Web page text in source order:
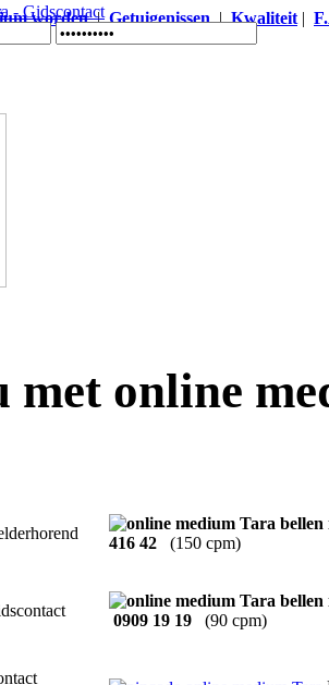
worden|Getuigenissen|Kwaliteit |
met online
416 42 (150 cpm)
0909 19 19 (90 cpm)